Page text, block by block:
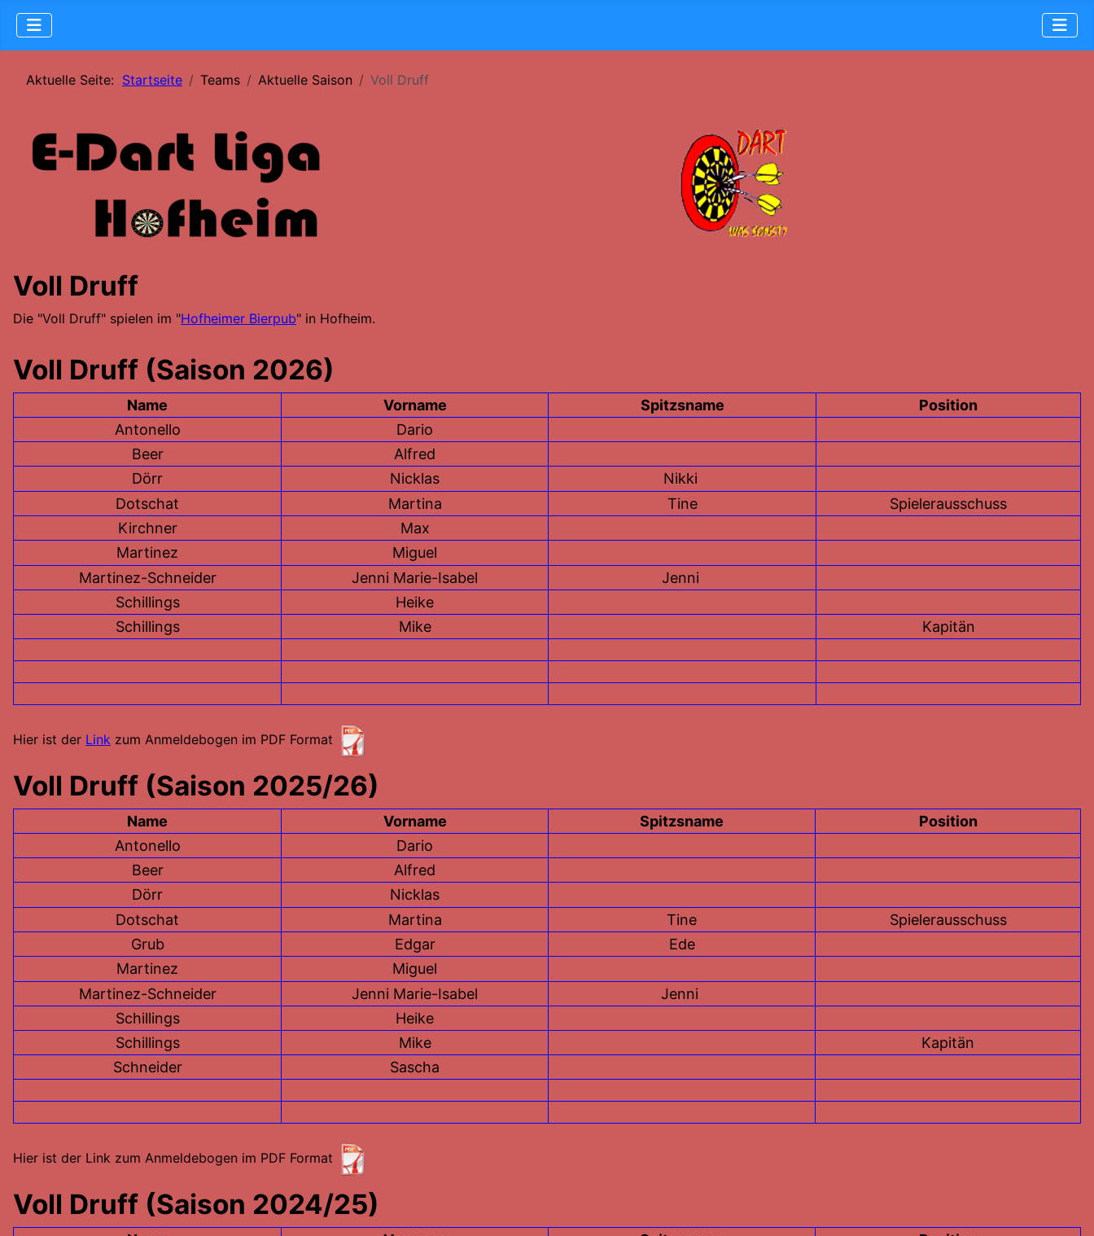
Aktuelle Seite: Startseite Teams Aktuelle Saison Voll Druff
Voll Druff
Die "Voll Druff" spielen im "Hofheimer Bierpub" in Hofheim.
Voll Druff (Saison 2026)
Name Vorname Spitzsname
Position
Antonello
Dario
Beer
Alfred
Dörr
Nicklas
Nikki
Dotschat
Martina Tine
Spielerausschuss
Kirchner
Max
Martinez
Miguel
Martinez-Schneider
Jenni Marie-Isabel
Jenni
Schillings
Heike
Schillings
Mike Kapitän
Hier ist der Link zum Anmeldebogen im PDF Format
Voll Druff (Saison 2025/26)
Name Vorname Spitzsname
Position
Antonello
Dario
Beer
Alfred
Dörr
Nicklas
Dotschat
Martina Tine
Spielerausschuss
Grub
Edgar
Ede
Martinez
Miguel
Martinez-Schneider
Jenni Marie-Isabel
Jenni
Schillings
Heike
Schillings
Mike
Kapitän
Schneider
Sascha
Hier ist der Link zum Anmeldebogen im PDF Format
Voll Druff (Saison 2024/25)